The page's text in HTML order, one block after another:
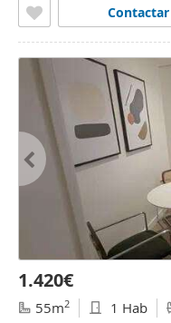
Contactar
1.420€
55m2 1 Hab